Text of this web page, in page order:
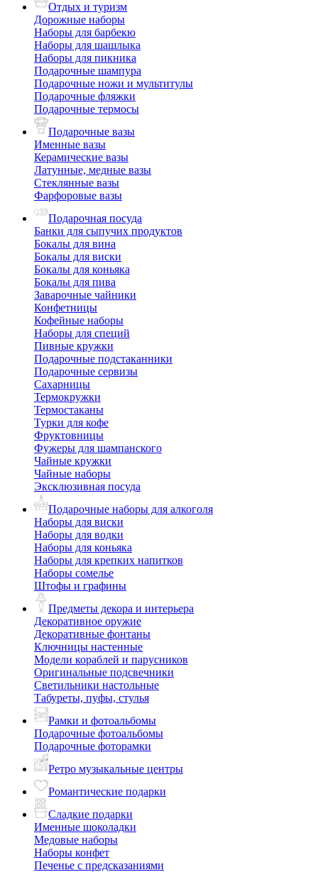
Отдых и туризм
Дорожные наборы
Наборы для барбекю
Наборы для шашлыка
Наборы для пикника
Подарочные шампура
Подарочные ножи и мультитулы
Подарочные фляжки
Подарочные термосы
Подарочные вазы
Именные вазы
Керамические вазы
Латунные, медные вазы
Стеклянные вазы
Фарфоровые вазы
Подарочная посуда
Банки для сыпучих продуктов
Бокалы для вина
Бокалы для виски
Бокалы для коньяка
Бокалы для пива
Заварочные чайники
Конфетницы
Кофейные наборы
Наборы для специй
Пивные кружки
Подарочные подстаканники
Подарочные сервизы
Сахарницы
Термокружки
Термостаканы
Турки для кофе
Фруктовницы
Фужеры для шампанского
Чайные кружки
Чайные наборы
Эксклюзивная посуда
Подарочные наборы для алкоголя
Наборы для виски
Наборы для водки
Наборы для коньяка
Наборы для крепких напитков
Наборы сомелье
Штофы и графины
Предметы декора и интерьера
Декоративное оружие
Декоративные фонтаны
Ключницы настенные
Модели кораблей и парусников
Оригинальные подсвечники
Светильники настольные
Табуреты, пуфы, стулья
Рамки и фотоальбомы
Подарочные фотоальбомы
Подарочные фоторамки
Ретро музыкальные центры
Романтические подарки
Сладкие подарки
Именные шоколадки
Медовые наборы
Наборы конфет
Печенье с предсказаниями